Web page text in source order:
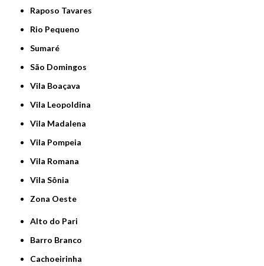
Raposo Tavares
Rio Pequeno
Sumaré
São Domingos
Vila Boaçava
Vila Leopoldina
Vila Madalena
Vila Pompeia
Vila Romana
Vila Sônia
Zona Oeste
Alto do Pari
Barro Branco
Cachoeirinha